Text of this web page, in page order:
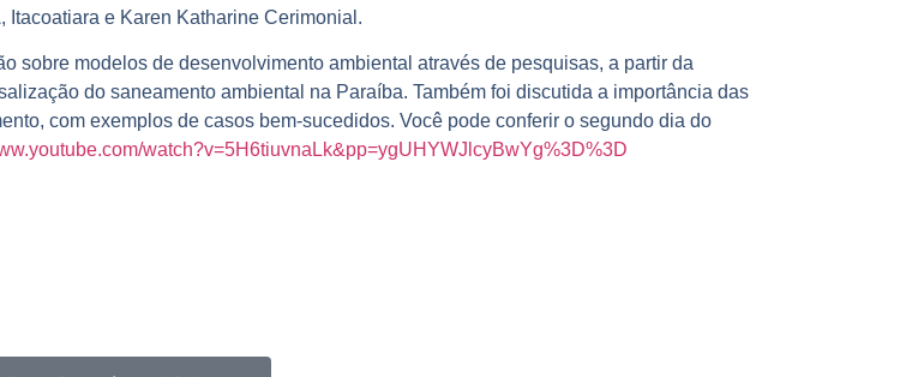
e Karen Katharine Cerimonial.
sobre modelos de desenvolvimento ambiental através de pesquisas, a partir da
do saneamento ambiental na Paraíba. Também foi discutida a importância das
com exemplos de casos bem-sucedidos. Você pode conferir o segundo dia do
watch?v=5H6tiuvnaLk&pp=ygUHYWJlcyBwYg%3D%3D